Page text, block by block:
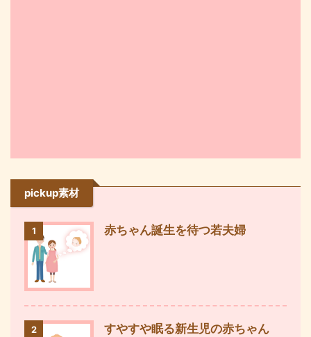
pickup素材
1 赤ちゃん誕生を待つ若夫婦
2 すやすや眠る新生児の赤ちゃん